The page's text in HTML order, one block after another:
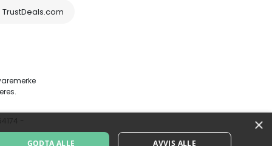
TrustDeals.com
×
GODTA ALLE AVVIS ALLE